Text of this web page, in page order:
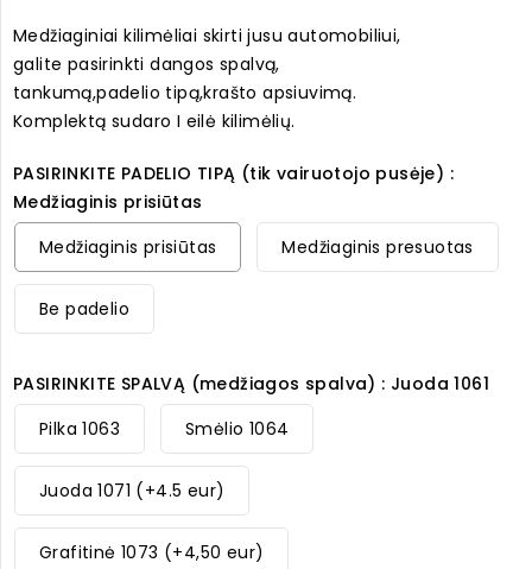
Medžiaginiai kilimėliai skirti jusu automobiliui,
galite pasirinkti dangos spalvą,
tankumą,padelio tipą,krašto apsiuvimą.
Komplektą sudaro I eilė kilimėlių.
PASIRINKITE PADELIO TIPĄ (tik vairuotojo pusėje) :
Medžiaginis prisiūtas
Medžiaginis prisiūtas
Medžiaginis presuotas
Be padelio
PASIRINKITE SPALVĄ (medžiagos spalva) : Juoda 1061
Pilka 1063
Smėlio 1064
Juoda 1071 (+4.5 eur)
Grafitinė 1073 (+4,50 eur)